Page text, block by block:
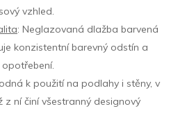
vzhled.
: Neglazovaná dlažba barvená
konzistentní barevný odstín a
k použití na podlahy i stěny, v
z ní činí všestranný designový